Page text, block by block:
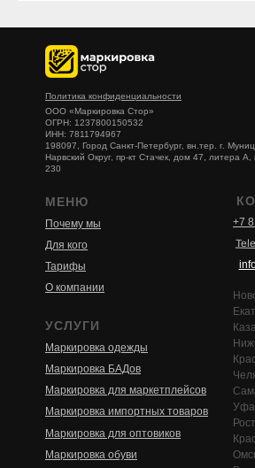
МЕНЮ
+7
УСЛУГИ
Маркировка одежды
Маркировка БАДов
Маркировка для оптовиков
Маркировка обуви
Маркировка для маркетплейсов
Маркировка импортных товаров
Почему мы
Для кого
Тарифы
Уфа
Политика конфиденциальности
ООО «Маркировка Стор»
ОГРН: 1237800150532
ИНН: 7811794967
198097, Город Санкт-Петербург, вн.тер. г.
Нарвский Округ, пр-кт Стачек, дом 47, литера
230
О компании